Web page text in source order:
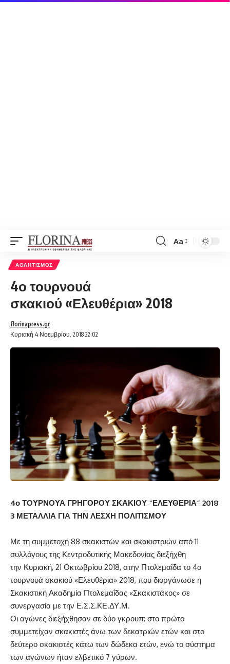
Font
Aa
ΑΘΛΗΤΙΣΜΌΣ
4ο τουρνουά
σκακιού «Ελευθέρια» 2018
Κυριακή 4 Νοεμβρίου, 2018 22:02
florinapress.gr
4ο ΤΟΥΡΝΟΥΑ ΓΡΗΓΟΡΟΥ ΣΚΑΚΙΟΥ “ΕΛΕΥΘΕΡΙΑ” 2018
3 ΜΕΤΑΛΛΙΑ ΓΙΑ ΤΗΝ ΛΕΣΧΗ ΠΟΛΙΤΙΣΜΟΥ
Με τη συμμετοχή 88 σκακιστών και σκακιστριών από 11
συλλόγους της Κεντροδυτικής Μακεδονίας διεξήχθη
την Κυριακή, 21 Οκτωβρίου 2018, στην Πτολεμαΐδα το 4ο
τουρνουά σκακιού «Ελευθέρια» 2018, που διοργάνωσε η
Σκακιστική Ακαδημία Πτολεμαΐδας «Σκακιστάκος» σε
συνεργασία με την Ε.Σ.Σ.ΚΕ.ΔΥ.Μ.
Οι αγώνες διεξήχθησαν σε δύο γκρουπ: στο πρώτο
συμμετείχαν σκακιστές άνω των δεκατριών ετών και στο
δεύτερο σκακιστές κάτω των δώδεκα ετών, ενώ το σύστημα
των αγώνων ήταν ελβετικό 7 γύρων.